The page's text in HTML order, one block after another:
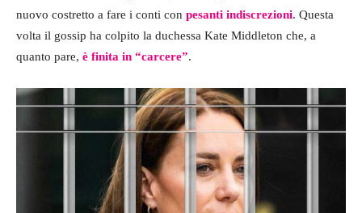
nuovo costretto a fare i conti con pesanti indiscrezioni. Questa
volta il gossip ha colpito la duchessa Kate Middleton che, a
quanto pare, è finita in “carcere”.